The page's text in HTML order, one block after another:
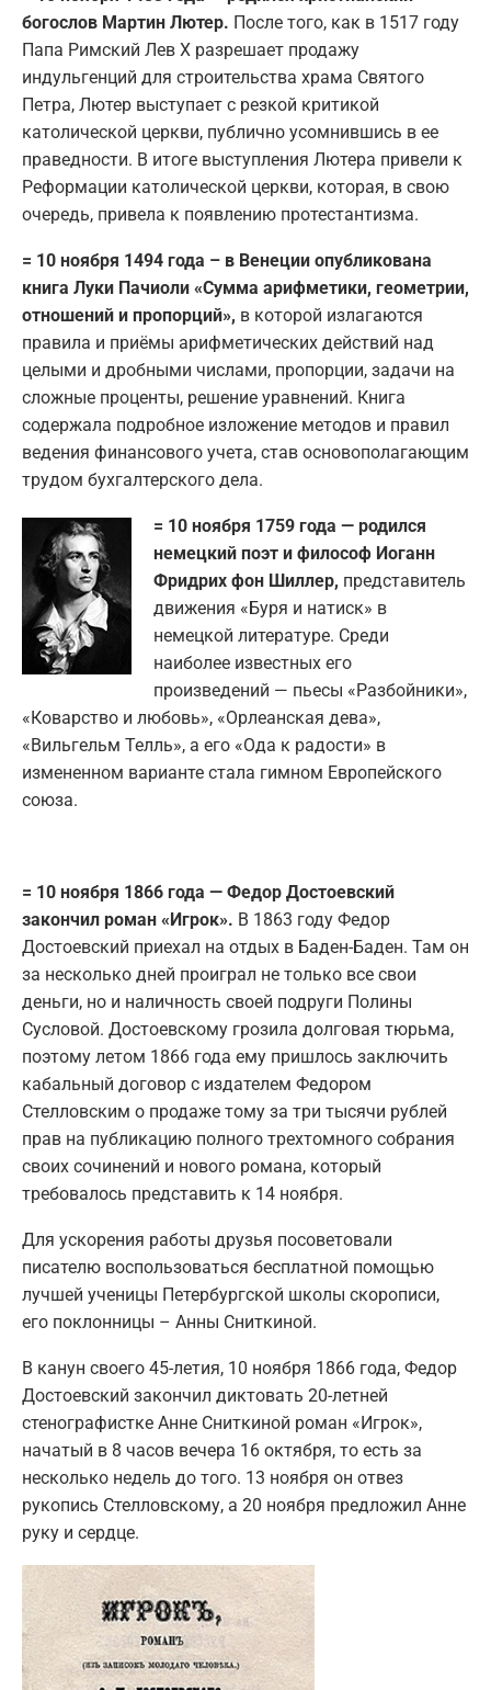
богослов Мартин Лютер. После того, как в 1517 году
Папа Римский Лев X разрешает продажу
индульгенций для строительства храма Святого
Петра, Лютер выступает с резкой критикой
католической церкви, публично усомнившись в ее
праведности. В итоге выступления Лютера привели к
Реформации католической церкви, которая, в свою
очередь, привела к появлению протестантизма.
= 10 ноября 1494 года – в Венеции опубликована
книга Луки Пачиоли «Сумма арифметики, геометрии,
отношений и пропорций», в которой излагаются
правила и приёмы арифметических действий над
целыми и дробными числами, пропорции, задачи на
сложные проценты, решение уравнений. Книга
содержала подробное изложение методов и правил
ведения финансового учета, став основополагающим
трудом бухгалтерского дела.
= 10 ноября 1759 года — родился
немецкий поэт и философ Иоганн
Фридрих фон Шиллер, представитель
движения «Буря и натиск» в
немецкой литературе. Среди
наиболее известных его
произведений — пьесы «Разбойники»,
«Коварство и любовь», «Орлеанская дева»,
«Вильгельм Телль», а его «Ода к радости» в
измененном варианте стала гимном Европейского
союза.
= 10 ноября 1866 года — Федор Достоевский
закончил роман «Игрок». В 1863 году Федор
Достоевский приехал на отдых в Баден-Баден. Там он
за несколько дней проиграл не только все свои
деньги, но и наличность своей подруги Полины
Сусловой. Достоевскому грозила долговая тюрьма,
поэтому летом 1866 года ему пришлось заключить
кабальный договор с издателем Федором
Стелловским о продаже тому за три тысячи рублей
прав на публикацию полного трехтомного собрания
своих сочинений и нового романа, который
требовалось представить к 14 ноября.
Для ускорения работы друзья посоветовали
писателю воспользоваться бесплатной помощью
лучшей ученицы Петербургской школы скорописи,
его поклонницы – Анны Сниткиной.
В канун своего 45-летия, 10 ноября 1866 года, Федор
Достоевский закончил диктовать 20-летней
стенографистке Анне Сниткиной роман «Игрок»,
начатый в 8 часов вечера 16 октября, то есть за
несколько недель до того. 13 ноября он отвез
рукопись Стелловскому, а 20 ноября предложил Анне
руку и сердце.